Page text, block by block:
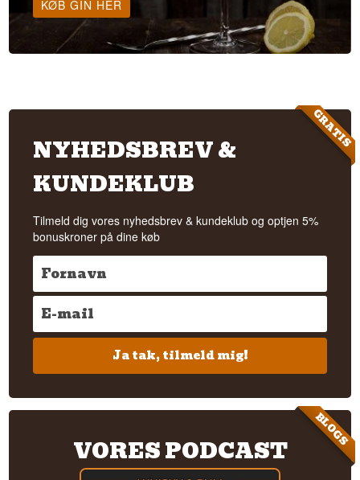
KØB GIN HER
GRATIS
NYHEDSBREV &
KUNDEKLUB
Tilmeld dig vores nyhedsbrev & kundeklub og optjen 5%
bonuskroner på dine køb
Ja tak, tilmeld mig!
BLOGS
VORES PODCAST